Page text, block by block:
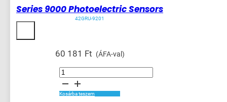
Series 9000 Photoelectric Sensors
42GRU-9201
60 181 Ft (ÁFA-val)
Series
9000
Photoelectric
Sensors
mennyiség
Kosárba teszem